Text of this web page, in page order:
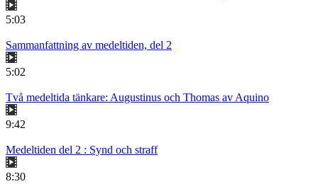
5:03
Sammanfattning av medeltiden, del 2
5:02
Två medeltida tänkare: Augustinus och Thomas av Aquino
9:42
Medeltiden del 2 : Synd och straff
8:30